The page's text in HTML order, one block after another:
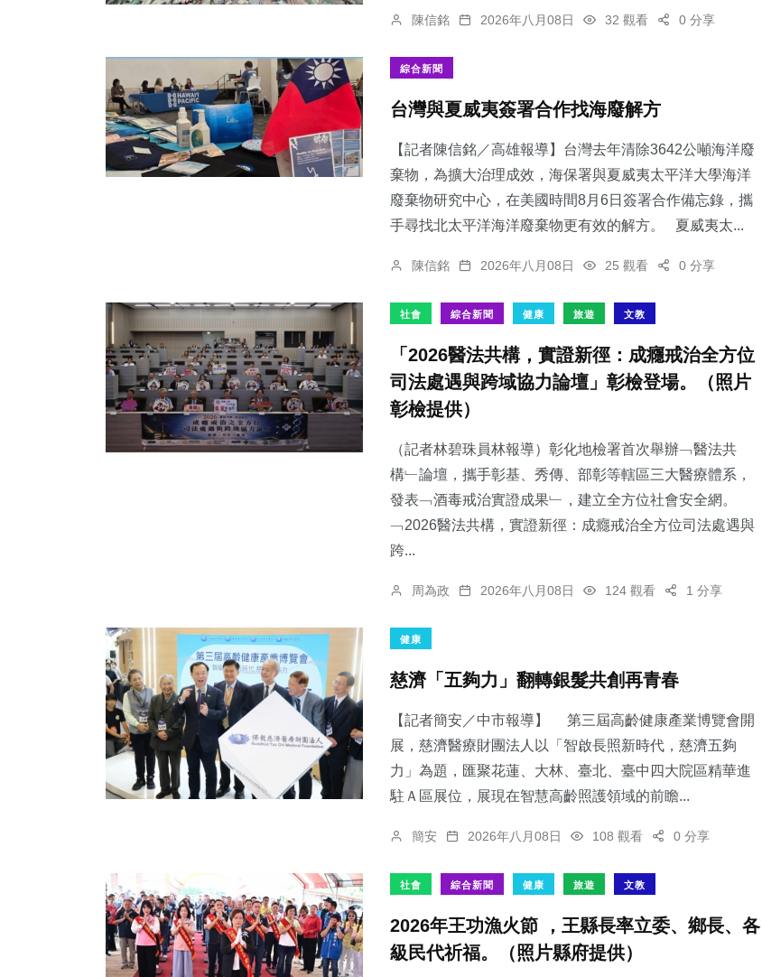
陳信銘 2026年八月08日 32 觀看 0 分享
綜合新聞
台灣與夏威夷簽署合作找海廢解方
【記者陳信銘／高雄報導】台灣去年清除3642公噸海洋廢
棄物，為擴大治理成效，海保署與夏威夷太平洋大學海洋
廢棄物研究中心，在美國時間8月6日簽署合作備忘錄，攜
手尋找北太平洋海洋廢棄物更有效的解方。 夏威夷太...
陳信銘 2026年八月08日 25 觀看 0 分享
社會 綜合新聞 健康 旅遊 文教
「2026醫法共構，實證新徑：成癮戒治全方位
司法處遇與跨域協力論壇」彰檢登場。（照片
彰檢提供）
（記者林碧珠員林報導）彰化地檢署首次舉辦﹁醫法共
構﹂論壇，攜手彰基、秀傳、部彰等轄區三大醫療體系，
發表﹁酒毒戒治實證成果﹂，建立全方位社會安全網。
﹁2026醫法共構，實證新徑：成癮戒治全方位司法處遇與
跨...
周為政 2026年八月08日 124 觀看 1 分享
健康
慈濟「五夠力」翻轉銀髮共創再青春
【記者簡安／中市報導】 第三屆高齡健康產業博覽會開
展，慈濟醫療財團法人以「智啟長照新時代，慈濟五夠
力」為題，匯聚花蓮、大林、臺北、臺中四大院區精華進
駐Ａ區展位，展現在智慧高齡照護領域的前瞻...
簡安 2026年八月08日 108 觀看 0 分享
社會 綜合新聞 健康 旅遊 文教
2026年王功漁火節 ，王縣長率立委、鄉長、各
級民代祈福。（照片縣府提供）
宗教
64+
大陸 健康
202 +
頭條
623+
綜合新聞
102